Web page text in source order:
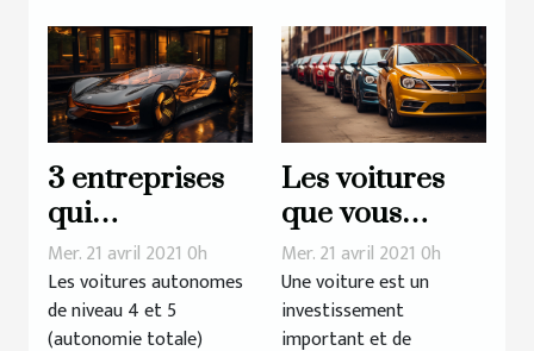
3 entreprises
qui
développent
des voitures
autonomes
Mer. 21 avril 2021 0h
Les voitures autonomes
de niveau 4 et 5
(autonomie totale)
Les voitures
que vous
devriez éviter
Mer. 21 avril 2021 0h
Une voiture est un
investissement
important et de